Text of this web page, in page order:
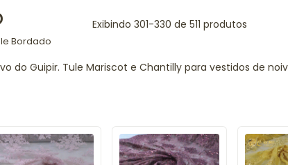
Bordado
Exibindo 301-330 de 511 produtos
do Guipir. Tule Mariscot e Chantilly para vestidos de